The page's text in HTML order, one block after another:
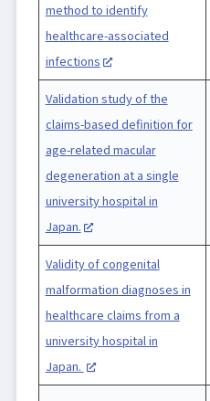
method to identify
healthcare-associated
infections
Validation study of the
claims-based definition for
age-related macular
degeneration at a single
university hospital in
Japan.
Validity of congenital
malformation diagnoses in
healthcare claims from a
university hospital in
Japan.